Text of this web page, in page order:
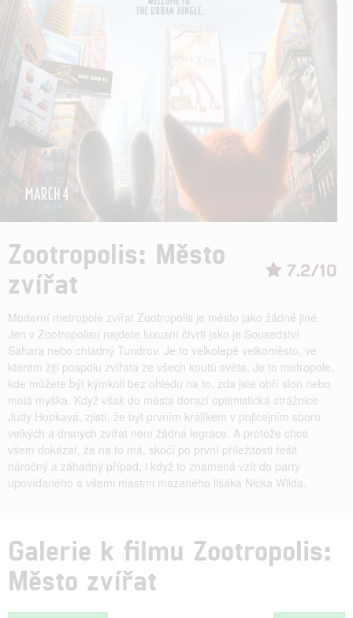
7.2/10
Zootropolis: Město
zvířat
Moderní metropole zvířat Zootropolis je město jako žádné jiné.
Jen v Zootropolisu najdete luxusní čtvrti jako je Sousedství
Sahara nebo chladný Tundrov. Je to velkolepé velkoměsto, ve
kterém žijí pospolu zvířata ze všech koutů světa. Je to metropole,
kde můžete být kýmkoli bez ohledu na to, zda jste obří slon nebo
malá myška. Když však do města dorazí optimistická strážnice
Judy Hopkavá, zjistí, že být prvním králíkem v policejním sboru
velkých a drsných zvířat není žádná legrace. A protože chce
všem dokázat, že na to má, skočí po první příležitosti řešit
náročný a záhadný případ, i když to znamená vzít do party
upovídaného a všemi mastmi mazaného lišáka Nicka Wilda.
Galerie k filmu Zootropolis:
Město zvířat